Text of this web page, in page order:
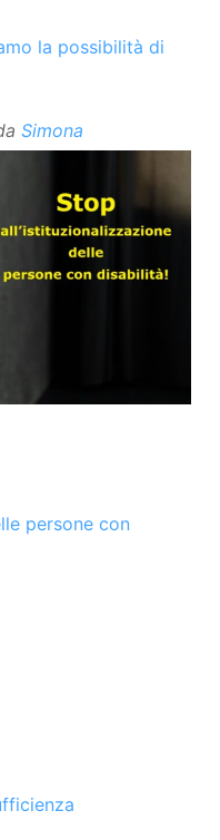
la possibilità di
Simona
persone con